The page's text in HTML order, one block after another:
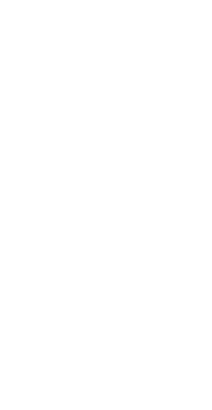
IT na potrzeby prowadzenia
lub hybrydowych dostarczone
i instytucjom
przenośne (laptopy, laptopy
i tablety) do dyspozycji